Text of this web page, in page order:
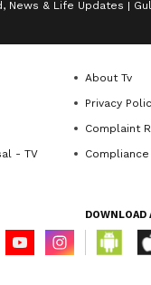
News & Life Updates
About Tv
Privacy
Complaint
- TV
DOWNLOAD